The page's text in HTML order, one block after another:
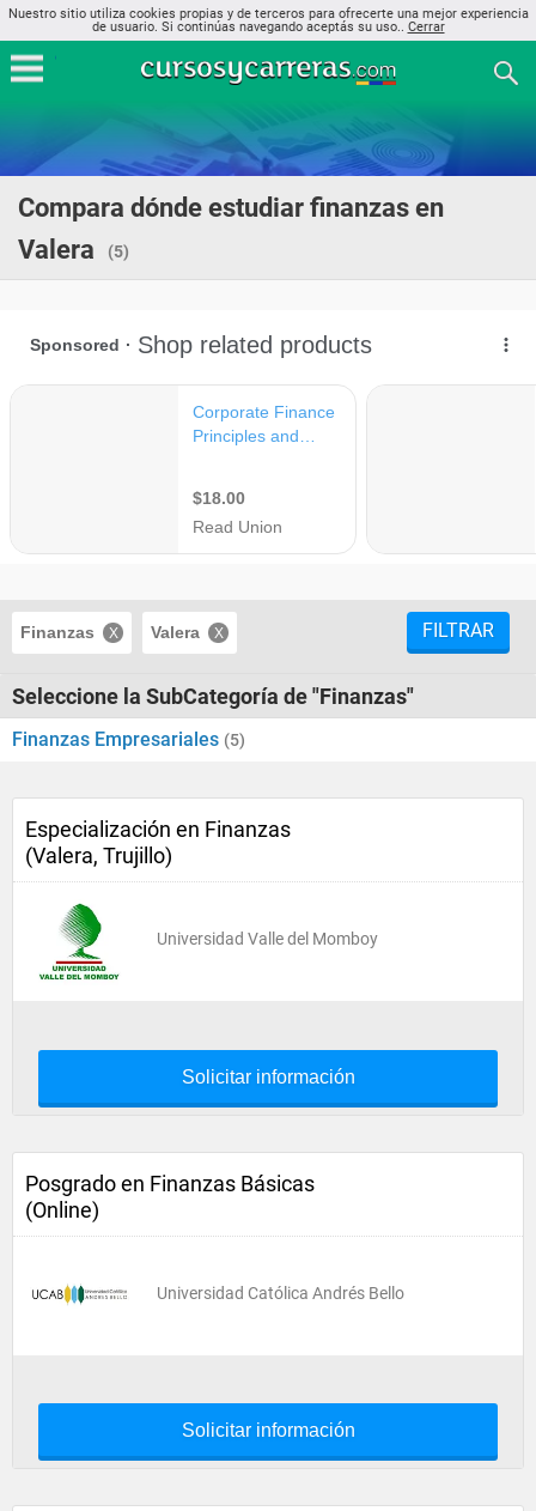
Nuestro sitio utiliza cookies propias y de terceros para ofrecerte una mejor experiencia
de usuario. Si continúas navegando aceptás su uso.. Cerrar
Compara dónde estudiar finanzas en
Valera
(5)
Finanzas Valera FILTRAR
Seleccione la SubCategoría de "Finanzas"
Finanzas Empresariales (5)
Especialización en Finanzas
(Valera, Trujillo)
Universidad Valle del Momboy
Solicitar información
Posgrado en Finanzas Básicas
(Online)
Universidad Católica Andrés Bello
Solicitar información